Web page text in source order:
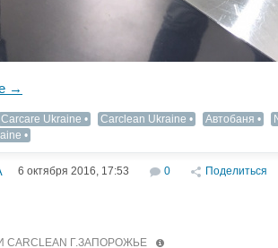
→
Carcare Ukraine Carclean Ukraine Автобаня
6 октября 2016, 17:53 0 Поделиться
Г.ЗАПОРОЖЬЕ